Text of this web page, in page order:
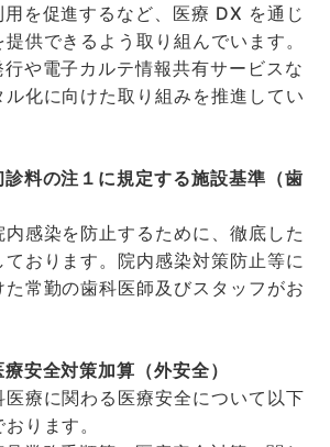
を促進するなど、医療 DX を通じ
供できるよう取り組んでいます。
や電子カルテ情報共有サービスな
化に向けた取り組みを推進してい
料の注１に規定する施設基準（歯
内感染を防止するために、徹底した
おります。院内感染対策防止等に
常勤の歯科医師及びスタッフがお
安全対策加算（外安全）
療に関わる医療安全について以下
ります。